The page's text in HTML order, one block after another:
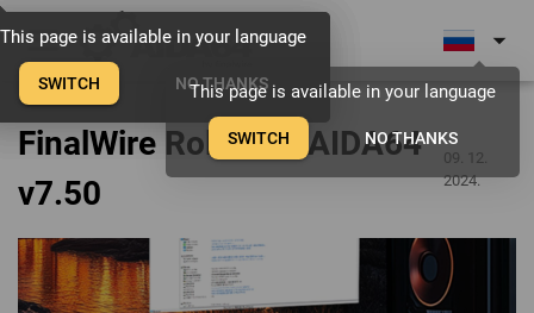
menu arrow_drop_down
FinalWire Rolls Out AIDA64
v7.50
09. 12.
2024.
This page is available in your language
SWITCH NO THANKS
This page is available in your language
SWITCH NO THANKS
This page is available in your language
SWITCH NO THANKS
This page is available in your language
SWITCH NO THANKS